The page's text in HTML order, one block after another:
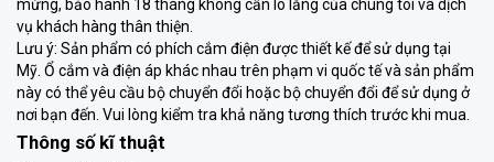
mừng, bảo hành 18 tháng không cần lo lắng của chúng tôi và dịch
vụ khách hàng thân thiện.
Lưu ý: Sản phẩm có phích cắm điện được thiết kế để sử dụng tại
Mỹ. Ổ cắm và điện áp khác nhau trên phạm vi quốc tế và sản phẩm
này có thể yêu cầu bộ chuyển đổi hoặc bộ chuyển đổi để sử dụng ở
nơi bạn đến. Vui lòng kiểm tra khả năng tương thích trước khi mua.
Thông số kĩ thuật